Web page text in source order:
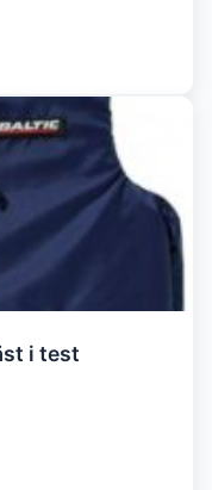
i test